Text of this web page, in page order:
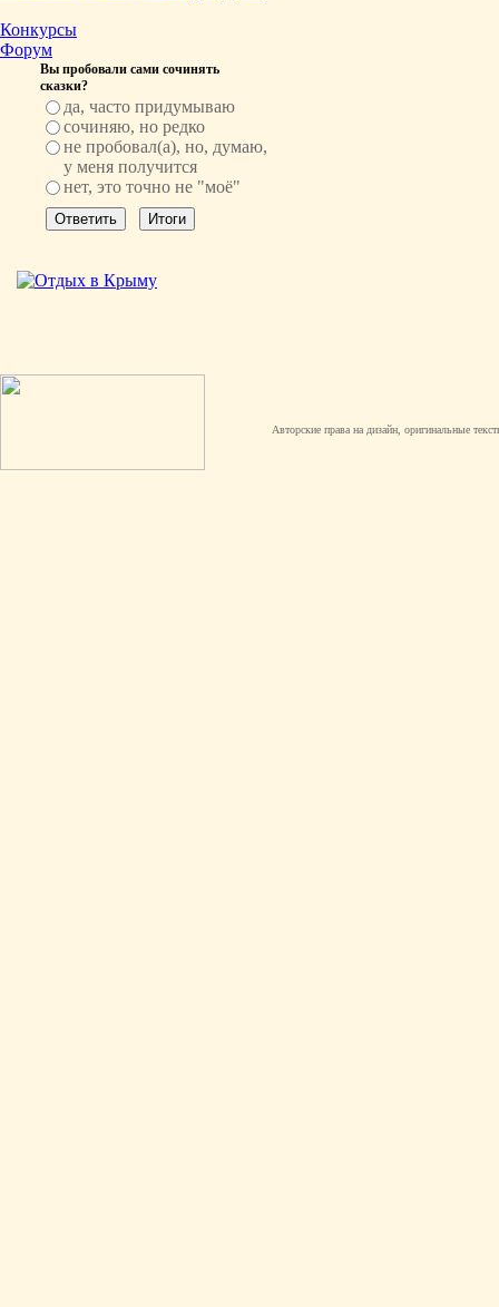
Конкурсы
Форум
Вы пробовали сами сочинять
сказки?
да, часто придумываю
сочиняю, но редко
не пробовал(а), но, думаю,
у меня получится
нет, это точно не "моё"
Авторские права на дизайн, оригинальные